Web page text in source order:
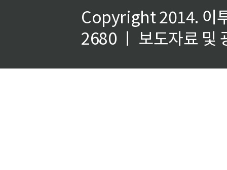
Copyright 2014. 이
2680 ㅣ 보도자료